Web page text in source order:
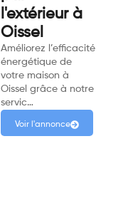
l'extérieur à
Oissel
Améliorez l’efficacité
énergétique de
votre maison à
Oissel grâce à notre
servic…
Voir l'annonce